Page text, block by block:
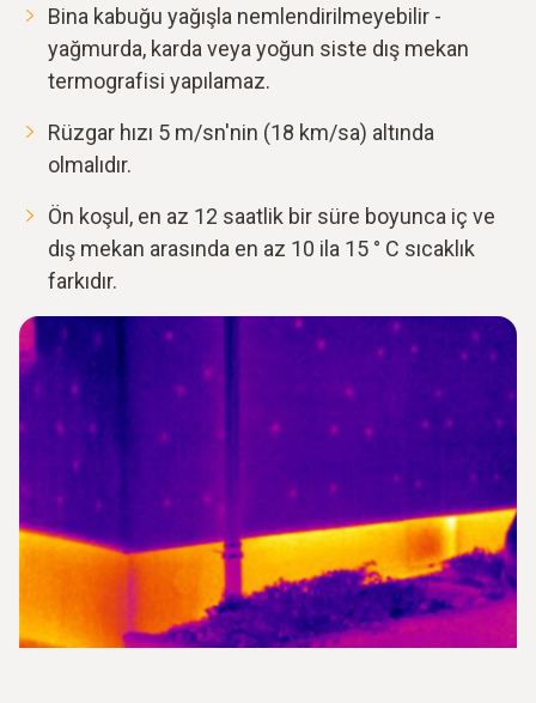
Bina kabuğu yağışla nemlendirilmeyebilir -
yağmurda, karda veya yoğun siste dış mekan
termografisi yapılamaz.
Rüzgar hızı 5 m/sn'nin (18 km/sa) altında
olmalıdır.
Ön koşul, en az 12 saatlik bir süre boyunca iç ve
dış mekan arasında en az 10 ila 15 ° C sıcaklık
farkıdır.